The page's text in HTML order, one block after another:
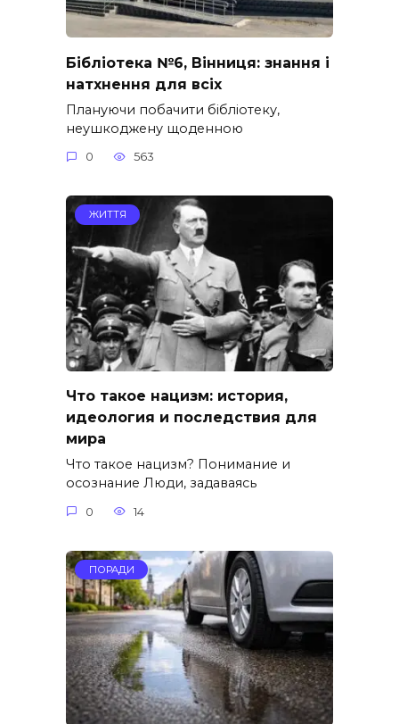
Бібліотека №6, Вінниця: знання і
натхнення для всіх
Плануючи побачити бібліотеку,
неушкоджену щоденною
0 563
ЖИТТЯ
Что такое нацизм: история,
идеология и последствия для
мира
Что такое нацизм? Понимание и
осознание Люди, задаваясь
0 14
ПОРАДИ